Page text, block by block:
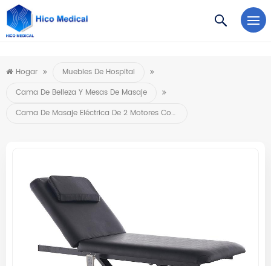
https://www.microsoft.com/en-us/microsoft-teams/log-in
Hogar
Muebles De Hospital
Cama De Belleza Y Mesas De Masaje
Cama De Masaje Eléctrica De 2 Motores Con Control De Pie, A Buen Precio, Para Salón De Belleza.